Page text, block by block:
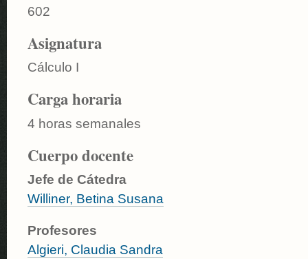
602
Asignatura
Cálculo I
Carga horaria
4 horas semanales
Cuerpo docente
Jefe de Cátedra
Williner, Betina Susana
Profesores
Algieri, Claudia Sandra